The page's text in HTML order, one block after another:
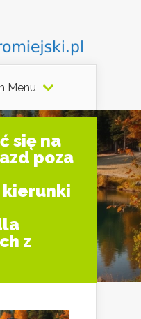
Menu
się na
poza
z